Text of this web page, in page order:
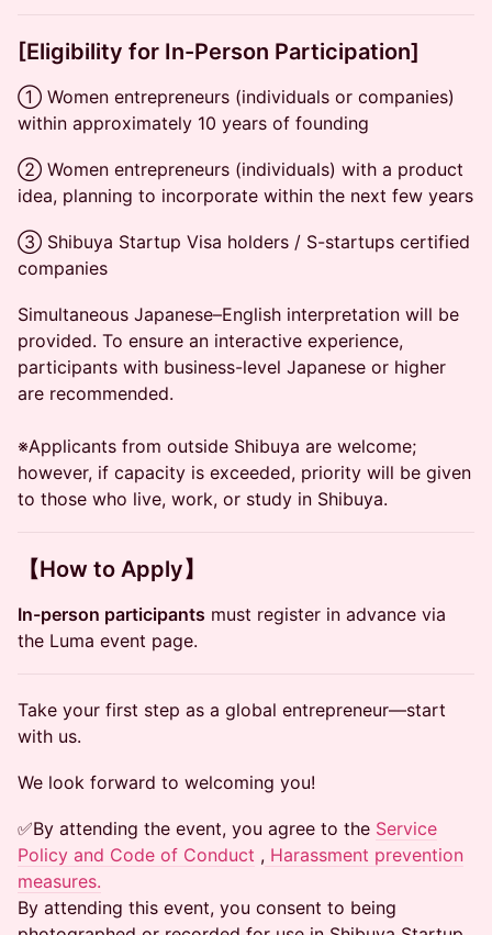
[Eligibility for In-Person Participation]
① Women entrepreneurs (individuals or companies)
within approximately 10 years of founding
② Women entrepreneurs (individuals) with a product
idea, planning to incorporate within the next few years
③ Shibuya Startup Visa holders / S-startups certified
companies
Simultaneous Japanese–English interpretation will be
provided. To ensure an interactive experience,
participants with business-level Japanese or higher
are recommended.
※Applicants from outside Shibuya are welcome;
however, if capacity is exceeded, priority will be given
to those who live, work, or study in Shibuya.
【How to Apply】
In-person participants must register in advance via
the Luma event page.
Take your first step as a global entrepreneur—start
with us.
We look forward to welcoming you!
✅By attending the event, you agree to the Service
Policy and Code of Conduct , Harassment prevention
measures.
By attending this event, you consent to being